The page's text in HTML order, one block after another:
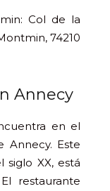
Col de la
74210
Annecy
en el
Annecy. Este
XX, está
restaurante